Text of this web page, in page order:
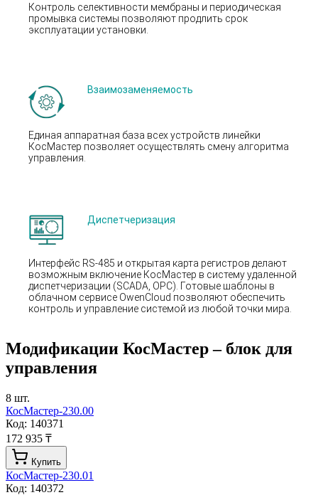
Контроль селективности мембраны и периодическая
промывка системы позволяют продлить срок
эксплуатации установки.
Взаимозаменяемость
Единая аппаратная база всех устройств линейки
КосМастер позволяет осуществлять смену алгоритма
управления.
Диспетчеризация
Интерфейс RS-485 и открытая карта регистров делают
возможным включение КосМастер в систему удаленной
диспетчеризации (SCADA, OPC). Готовые шаблоны в
облачном сервисе OwenCloud позволяют обеспечить
контроль и управление системой из любой точки мира.
Модификации КосМастер – блок для
управления
8 шт.
КосМастер-230.00
Код: 140371
172 935 ₸
Купить
КосМастер-230.01
Код: 140372